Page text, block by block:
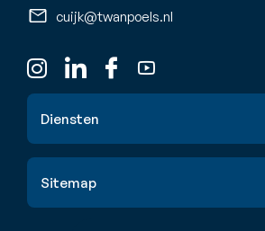
cuijk@twanpoels.nl
Diensten
Sitemap